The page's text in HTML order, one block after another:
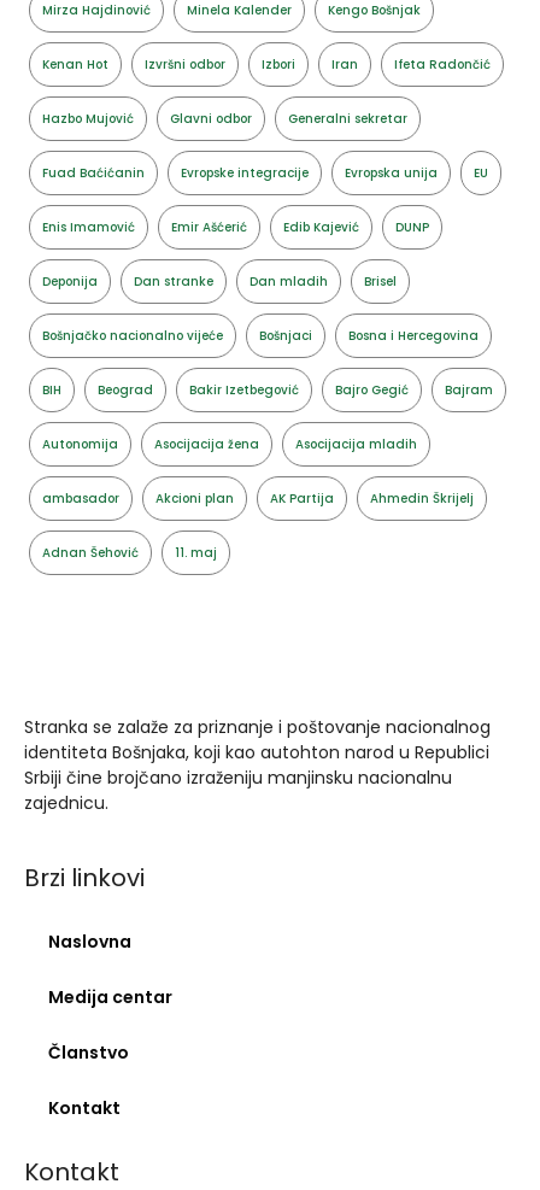
Mirza Hajdinović Minela Kalender Kengo Bošnjak
Kenan Hot Izvršni odbor Izbori Iran Ifeta Radončić
Hazbo Mujović Glavni odbor Generalni sekretar
Fuad Baćićanin Evropske integracije Evropska unija EU
Enis Imamović Emir Ašćerić Edib Kajević DUNP
Deponija Dan stranke Dan mladih Brisel
Bošnjačko nacionalno vijeće Bošnjaci Bosna i Hercegovina
BIH Beograd Bakir Izetbegović Bajro Gegić Bajram
Autonomija Asocijacija žena Asocijacija mladih
ambasador Akcioni plan AK Partija Ahmedin Škrijelj
Adnan Šehović 11. maj
Stranka se zalaže za priznanje i poštovanje nacionalnog
identiteta Bošnjaka, koji kao autohton narod u Republici
Srbiji čine brojčano izraženiju manjinsku nacionalnu
zajednicu.
Brzi linkovi
Naslovna
Medija centar
Članstvo
Kontakt
Kontakt